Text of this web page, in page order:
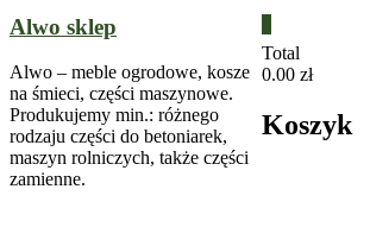
Alwo sklep
Alwo – meble ogrodowe, kosze
na śmieci, części maszynowe.
Produkujemy min.: różnego
rodzaju części do betoniarek,
maszyn rolniczych, także części
zamienne.
Total
0.00 zł
Koszyk